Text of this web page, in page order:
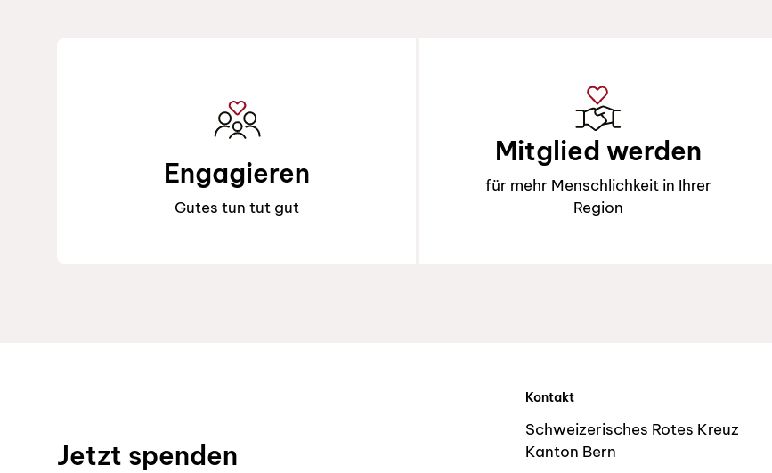
Engagieren
Gutes tun tut gut
Mitglied werden
für mehr Menschlichkeit in Ihrer
Region
Jetzt spenden
Kontakt
Schweizerisches Rotes Kreuz
Kanton Bern